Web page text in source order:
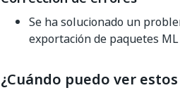
Se ha solucionado un
exportación de paquetes
¿Cuándo puedo ver